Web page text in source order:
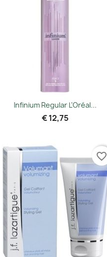
Snel bekijken
Infinium Regular L'Oréal...
€ 12,75
favorite_border